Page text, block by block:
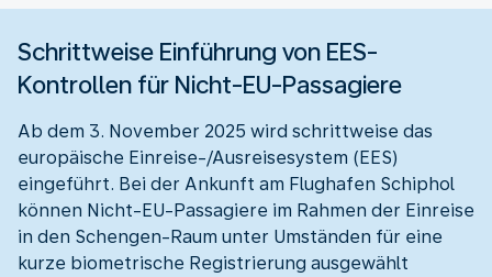
Schrittweise Einführung von EES-
Kontrollen für Nicht-EU-Passagiere
Ab dem 3. November 2025 wird schrittweise das
europäische Einreise-/Ausreisesystem (EES)
eingeführt. Bei der Ankunft am Flughafen Schiphol
können Nicht-EU-Passagiere im Rahmen der Einreise
in den Schengen-Raum unter Umständen für eine
kurze biometrische Registrierung ausgewählt